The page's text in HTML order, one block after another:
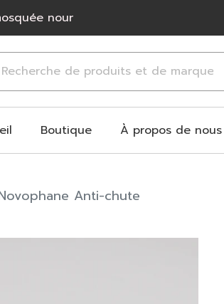
nour
Boutique À propos de nous
Anti-chute